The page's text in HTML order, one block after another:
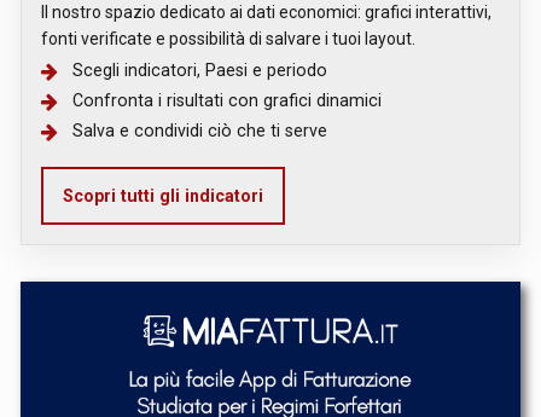
Il nostro spazio dedicato ai dati economici: grafici interattivi,
fonti verificate e possibilità di salvare i tuoi layout.
Scegli indicatori, Paesi e periodo
Confronta i risultati con grafici dinamici
Salva e condividi ciò che ti serve
Scopri tutti gli indicatori